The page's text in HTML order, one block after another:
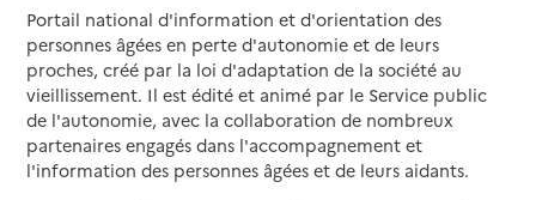
Portail national d'information et d'orientation des
personnes âgées en perte d'autonomie et de leurs
proches, créé par la loi d'adaptation de la société au
vieillissement. Il est édité et animé par le Service public
de l'autonomie, avec la collaboration de nombreux
partenaires engagés dans l'accompagnement et
l'information des personnes âgées et de leurs aidants.